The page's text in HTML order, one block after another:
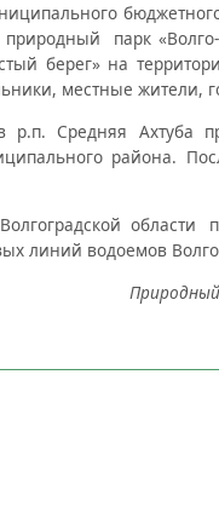
природный парк«
берег» на
местные жители,
Средняя Ахтуба
района.
области
линий водоемов